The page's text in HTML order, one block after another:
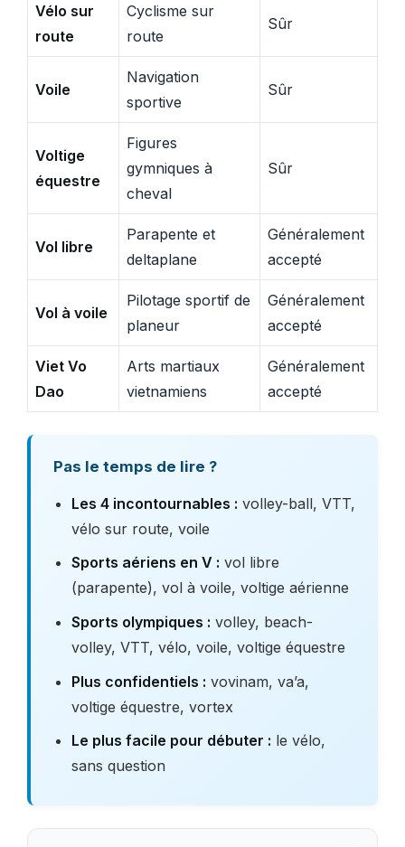
Vélo sur
route
Cyclisme sur
route
Sûr
Voile
Navigation
sportive
Sûr
Voltige
équestre
Figures
gymniques à
cheval
Sûr
Vol libre
Parapente et
deltaplane
Généralement
accepté
Vol à voile
Pilotage sportif de
planeur
Généralement
accepté
Viet Vo
Dao
Arts martiaux
vietnamiens
Généralement
accepté
Pas le temps de lire ?
Les 4 incontournables : volley-ball, VTT,
vélo sur route, voile
Sports aériens en V : vol libre
(parapente), vol à voile, voltige aérienne
Sports olympiques : volley, beach-
volley, VTT, vélo, voile, voltige équestre
Plus confidentiels : vovinam, va’a,
voltige équestre, vortex
Le plus facile pour débuter : le vélo,
sans question